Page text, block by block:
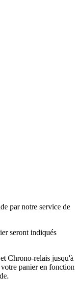
par notre service de
seront indiqués
Chrono-relais jusqu'à
panier en fonction